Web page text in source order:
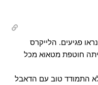
פגיעים. הלייקרס
חוטפת מטאוא מכל
התמודד טוב עם הדאבל